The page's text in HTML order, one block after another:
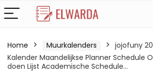
Home Muurkalenders
jojofuny
Kalender Maandelijkse Planner Schedule
doen Lijst Academische Schedule…